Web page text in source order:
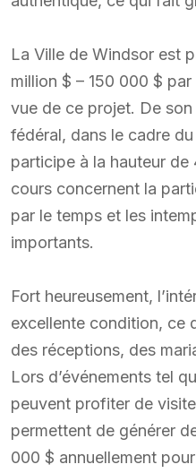
La Ville de Windsor est
million $ – 150 000 $
vue de ce projet. De
fédéral, dans le cadre
participe à la hauteur
cours concernent la
par le temps et les
importants.
Fort heureusement,
excellente condition, ce
des réceptions, des
Lors d’événements tel
peuvent profiter de
permettent de générer
000 $ annuellement